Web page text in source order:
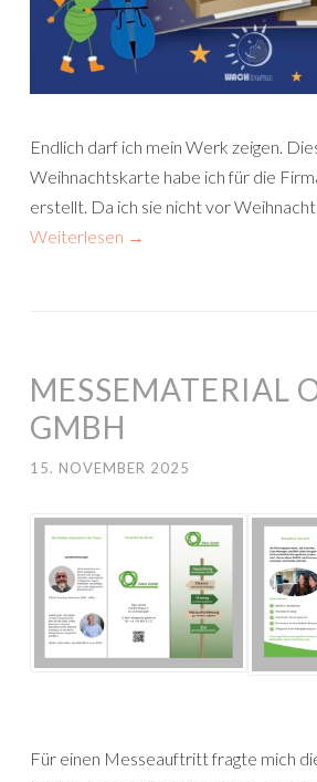
Endlich darf ich mein Werk zeigen.
Weihnachtskarte habe ich für die
erstellt. Da ich sie nicht vor
Weiterlesen →
MESSEMATERIAL
GMBH
15. NOVEMBER 2025
Für einen Messeauftritt fragte mich